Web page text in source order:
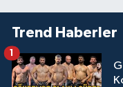
Trend Haberler
1